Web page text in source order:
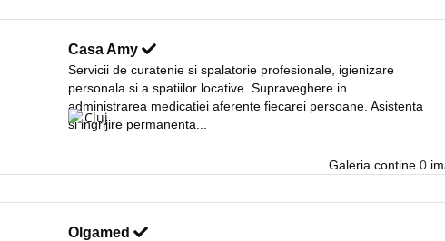
Casa Amy
Servicii de curatenie si spalatorie profesionale, igienizare
personala si a spatiilor locative. Supraveghere in
administrarea medicatiei aferente fiecarei persoane. Asistenta
si ingrijire permanenta...
Cluj
Galeria contine 0
Olgamed